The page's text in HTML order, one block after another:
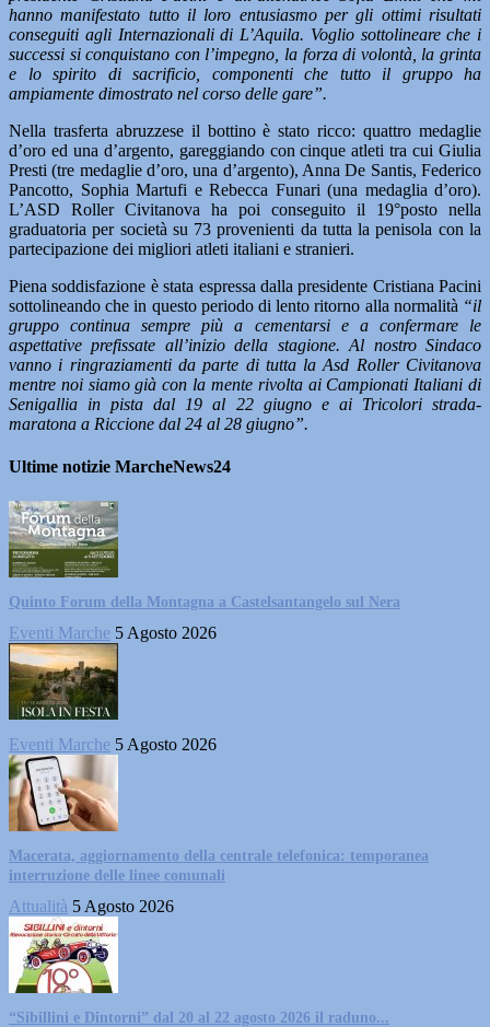
hanno manifestato tutto il loro entusiasmo per gli ottimi risultati
conseguiti agli Internazionali di L’Aquila. Voglio sottolineare che i
successi si conquistano con l’impegno, la forza di volontà, la grinta
e lo spirito di sacrificio, componenti che tutto il gruppo ha
ampiamente dimostrato nel corso delle gare”.
Nella trasferta abruzzese il bottino è stato ricco: quattro medaglie
d’oro ed una d’argento, gareggiando con cinque atleti tra cui Giulia
Presti (tre medaglie d’oro, una d’argento), Anna De Santis, Federico
Pancotto, Sophia Martufi e Rebecca Funari (una medaglia d’oro).
L’ASD Roller Civitanova ha poi conseguito il 19°posto nella
graduatoria per società su 73 provenienti da tutta la penisola con la
partecipazione dei migliori atleti italiani e stranieri.
Piena soddisfazione è stata espressa dalla presidente Cristiana Pacini
sottolineando che in questo periodo di lento ritorno alla normalità “il
gruppo continua sempre più a cementarsi e a confermare le
aspettative prefissate all’inizio della stagione. Al nostro Sindaco
vanno i ringraziamenti da parte di tutta la Asd Roller Civitanova
mentre noi siamo già con la mente rivolta ai Campionati Italiani di
Senigallia in pista dal 19 al 22 giugno e ai Tricolori strada-
maratona a Riccione dal 24 al 28 giugno”.
Ultime notizie MarcheNews24
Quinto Forum della Montagna a Castelsantangelo sul Nera
Eventi Marche 5 Agosto 2026
Eventi Marche 5 Agosto 2026
Macerata, aggiornamento della centrale telefonica: temporanea
interruzione delle linee comunali
Attualità 5 Agosto 2026
“Sibillini e Dintorni” dal 20 al 22 agosto 2026 il raduno...